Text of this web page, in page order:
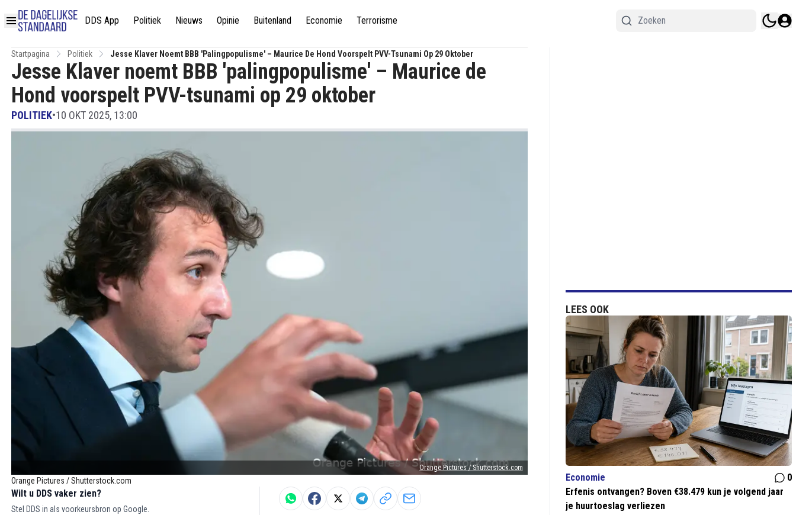
DDS App Politiek Nieuws Opinie Buitenland Economie Terrorisme
Startpagina Politiek Jesse Klaver Noemt BBB 'palingpopulisme' – Maurice De Hond Voorspelt PVV-Tsunami Op 29 Oktober
Orange Pictures / Shutterstock.com
Orange Pictures / Shutterstock.com
Jesse Klaver noemt BBB 'palingpopulisme' – Maurice de
Hond voorspelt PVV-tsunami op 29 oktober
POLITIEK•10 OKT 2025, 13:00
Wilt u DDS vaker zien?
Stel DDS in als voorkeursbron op Google.
LEES OOK
Economie
0
Erfenis ontvangen? Boven €38.479 kun je volgend jaar
je huurtoeslag verliezen